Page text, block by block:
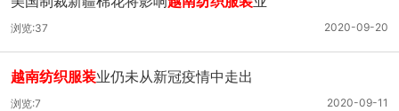
2020-09-20
浏览:37
越南纺织服装业仍未从新冠疫情中走出
2020-09-11
浏览:7